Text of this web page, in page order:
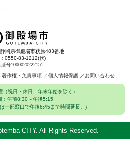
岡県御殿場市萩原483番地
0550-83-1212(代)
番号1000020222151
著作権・免責事項 個人情報保護 お問い合わせ
（祝日・休日、年末年始を除く）
：午前8:30～午後5:15
一部窓口で午後6:45まで時間延長。)
CITY. All Rights Reserved.